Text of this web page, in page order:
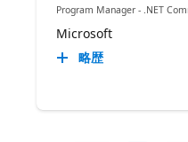
Program Manager - .NET
Microsoft
略歴